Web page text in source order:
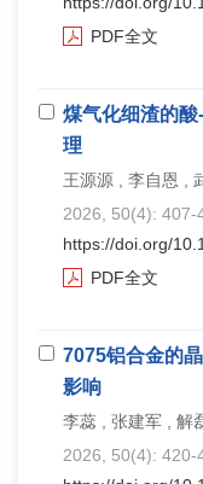
PDF全文
煤气化细渣的
理
王源源 , 李自恩 ,
2026, 50(4): 407-
https://doi.org/
PDF全文
7075铝合金的
影响
李蕊 , 张建军 , 解
2026, 50(4): 420-